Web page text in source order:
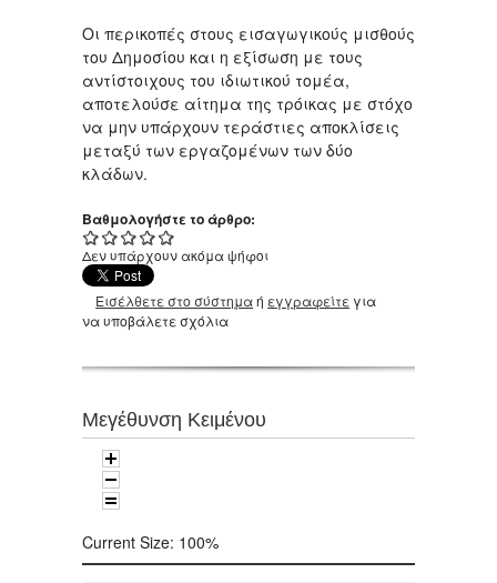
Οι περικοπές στους εισαγωγικούς μισθούς
του Δημοσίου και η εξίσωση με τους
αντίστοιχους του ιδιωτικού τομέα,
αποτελούσε αίτημα της τρόικας με στόχο
να μην υπάρχουν τεράστιες αποκλίσεις
μεταξύ των εργαζομένων των δύο
κλάδων.
Βαθμολογήστε το άρθρο:
Δεν υπάρχουν ακόμα ψήφοι
Εισέλθετε στο σύστημαή εγγραφείτε για
να υποβάλετε σχόλια
Μεγέθυνση Κειμένου
Current Size: 100%